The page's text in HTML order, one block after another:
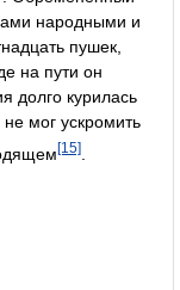
народными и
пушек,
на пути он
долго курилась
мог ускромить
[15]